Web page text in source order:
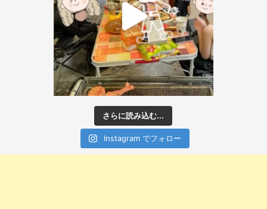
さらに読み込む...
Instagram でフォロー